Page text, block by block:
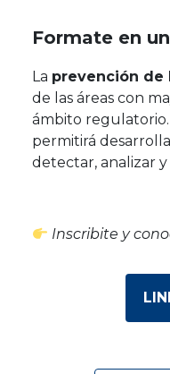
Formate en
La prevención de
de las áreas con
ámbito
permitirá
detectar, analizar y
Inscribite y